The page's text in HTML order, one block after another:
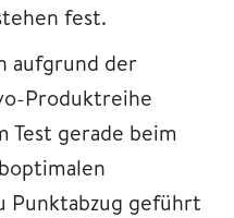
fest.
aufgrund der
Produktreihe
Test gerade beim
Punktabzug geführt